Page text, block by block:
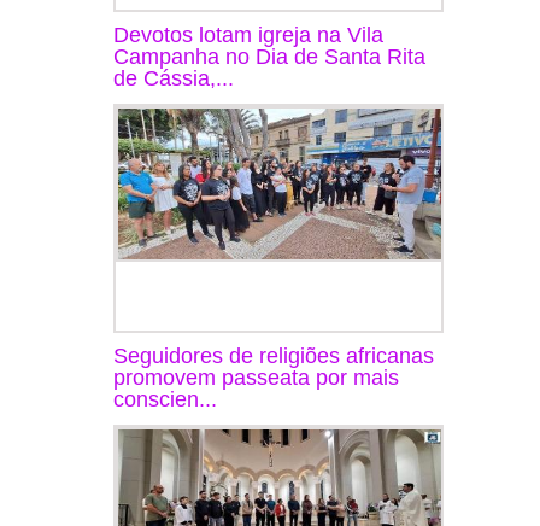
Devotos lotam igreja na Vila
Campanha no Dia de Santa Rita
de Cássia,...
Seguidores de religiões africanas
promovem passeata por mais
conscien...